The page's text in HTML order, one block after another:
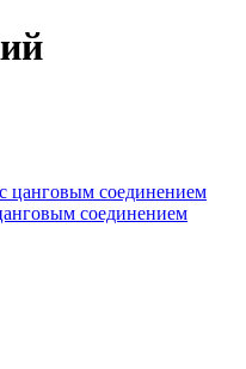
соединением